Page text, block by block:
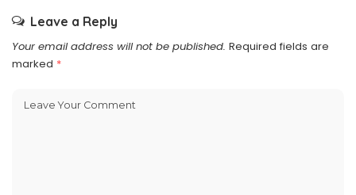
Leave a Reply
Your email address will not be published. Required fields are
marked *